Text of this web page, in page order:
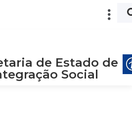
de Estado de
Social